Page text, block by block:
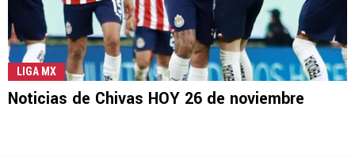
LIGA MX
Noticias de Chivas HOY 26 de noviembre